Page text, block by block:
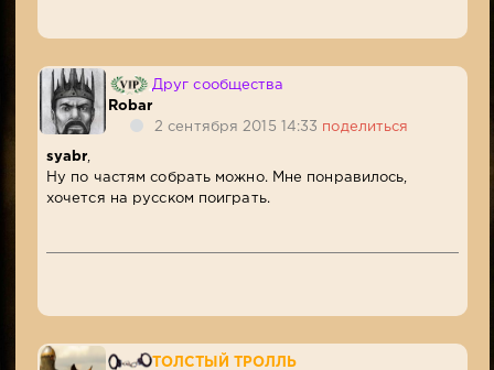
Друг сообщества
Robar
2 сентября 2015 14:33 поделиться
syabr
Ну по частям собрать можно. Мне понравилось,
хочется на русском поиграть.
ТОЛСТЫЙ ТРОЛЛЬ